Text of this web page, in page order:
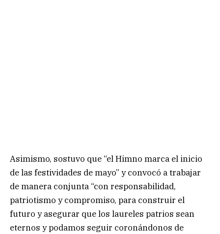
Asimismo, sostuvo que “el Himno marca el inicio
de las festividades de mayo” y convocó a trabajar
de manera conjunta “con responsabilidad,
patriotismo y compromiso, para construir el
futuro y asegurar que los laureles patrios sean
eternos y podamos seguir coronándonos de